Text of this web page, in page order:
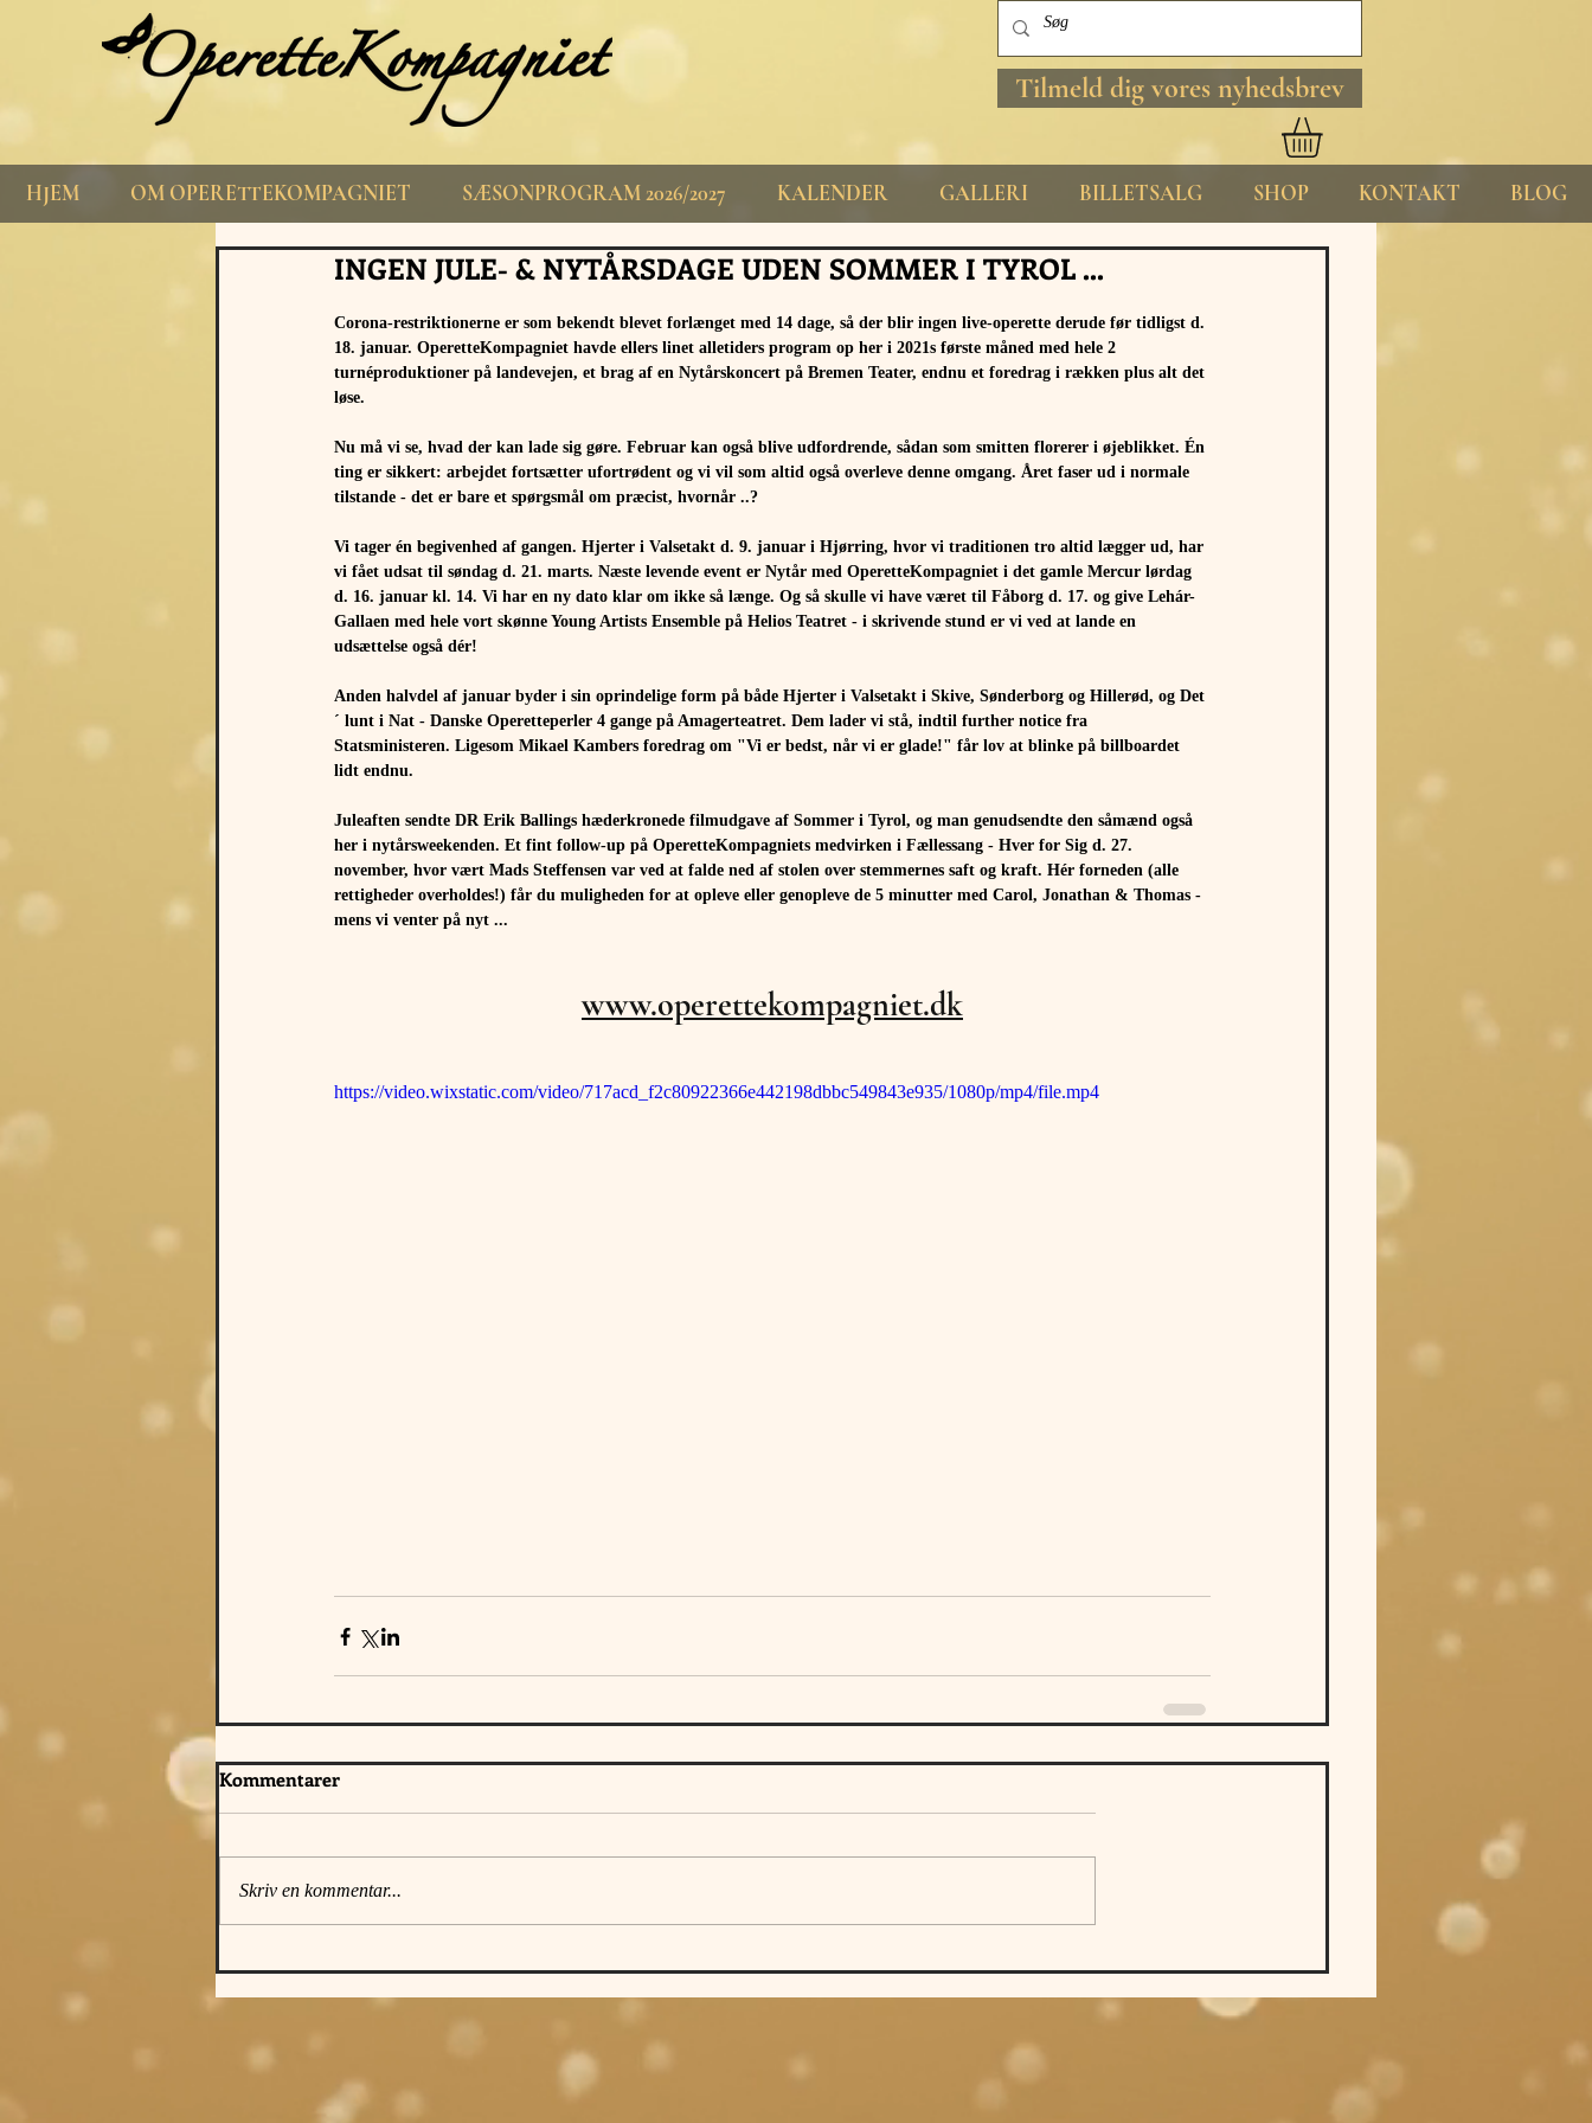
Tilmeld dig vores nyhedsbrev
HJEM OM OPERETTEKOMPAGNIET SÆSONPROGRAM 2026/2027 KALENDER GALLERI BILLETSALG SHOP KONTAKT BLOG
INGEN JULE- & NYTÅRSDAGE UDEN SOMMER I TYROL ...
Corona-restriktionerne er som bekendt blevet forlænget med 14 dage, så der blir ingen live-operette derude før tidligst d.
18. januar. OperetteKompagniet havde ellers linet alletiders program op her i 2021s første måned med hele 2
turnéproduktioner på landevejen, et brag af en Nytårskoncert på Bremen Teater, endnu et foredrag i rækken plus alt det
løse.
Nu må vi se, hvad der kan lade sig gøre. Februar kan også blive udfordrende, sådan som smitten florerer i øjeblikket. Én
ting er sikkert: arbejdet fortsætter ufortrødent og vi vil som altid også overleve denne omgang. Året faser ud i normale
tilstande - det er bare et spørgsmål om præcist, hvornår ..?
Vi tager én begivenhed af gangen. Hjerter i Valsetakt d. 9. januar i Hjørring, hvor vi traditionen tro altid lægger ud, har
vi fået udsat til søndag d. 21. marts. Næste levende event er Nytår med OperetteKompagniet i det gamle Mercur lørdag
d. 16. januar kl. 14. Vi har en ny dato klar om ikke så længe. Og så skulle vi have været til Fåborg d. 17. og give Lehár-
Gallaen med hele vort skønne Young Artists Ensemble på Helios Teatret - i skrivende stund er vi ved at lande en
udsættelse også dér!
Anden halvdel af januar byder i sin oprindelige form på både Hjerter i Valsetakt i Skive, Sønderborg og Hillerød, og Det
´ lunt i Nat - Danske Operetteperler 4 gange på Amagerteatret. Dem lader vi stå, indtil further notice fra
Statsministeren. Ligesom Mikael Kambers foredrag om "Vi er bedst, når vi er glade!" får lov at blinke på billboardet
lidt endnu.
Juleaften sendte DR Erik Ballings hæderkronede filmudgave af Sommer i Tyrol, og man genudsendte den såmænd også
her i nytårsweekenden. Et fint follow-up på OperetteKompagniets medvirken i Fællessang - Hver for Sig d. 27.
november, hvor vært Mads Steffensen var ved at falde ned af stolen over stemmernes saft og kraft. Hér forneden (alle
rettigheder overholdes!) får du muligheden for at opleve eller genopleve de 5 minutter med Carol, Jonathan & Thomas -
mens vi venter på nyt ...
www.operettekompagniet.dk
https://video.wixstatic.com/video/717acd_f2c80922366e442198dbbc549843e935/1080p/mp4/file.mp4
Kommentarer
Skriv en kommentar...